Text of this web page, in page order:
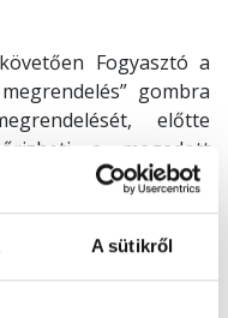
A sütikről
Fogyasztó a
gombra
előtte
a megadott
is küldhet a
jelezheti felénk
Fogyasztó a